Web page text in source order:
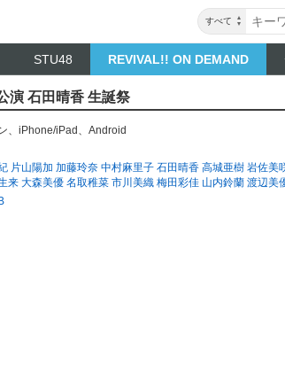
すべて
STU48 REVIVAL!! ON DEMAND
演 石田晴香 生誕祭
、 iPhone/iPad 、 Android
片山陽加 加藤玲奈 中村麻里子 石田晴香 高城亜樹 岩佐美
来 大森美優 名取稚菜 市川美織 梅田彩佳 山内鈴蘭 渡辺美